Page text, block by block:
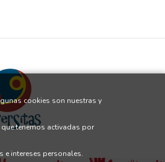
cookies son nuestras y
tenemos activadas por
intereses personales.